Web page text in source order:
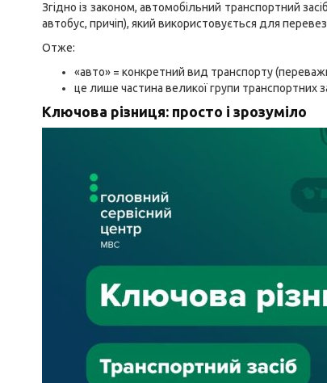
Згідно із законом, автомобільний транспортний
автобус, причіп), який використовується для
Отже:
«авто» = конкретний вид транспорту
це лише частина великої групи транспортних
Ключова різниця: просто і зрозуміло